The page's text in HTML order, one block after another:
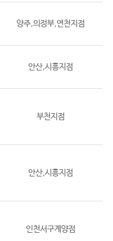
양주,의정부,연천지점
안산,시흥지점
부천지점
안산,시흥지점
인천서구계양점